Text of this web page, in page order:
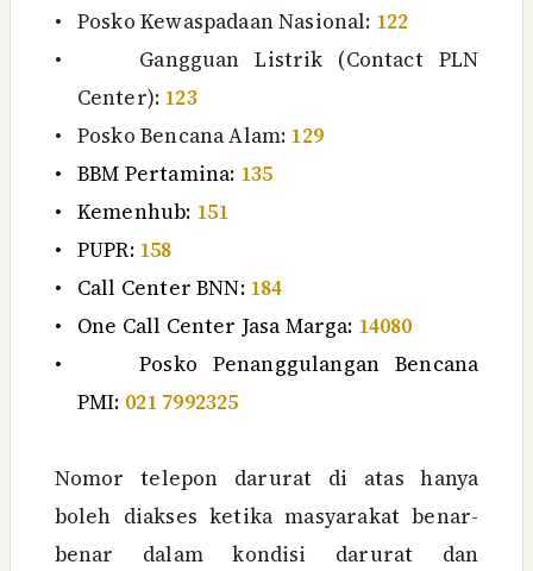
• Posko Kewaspadaan Nasional: 122
•
Gangguan Listrik (Contact PLN
Center): 123
• Posko Bencana Alam: 129
• BBM Pertamina: 135
• Kemenhub: 151
• PUPR: 158
•
Call Center BNN: 184
•
One Call Center Jasa Marga: 14080
•
Posko Penanggulangan Bencana
PMI: 021 7992325
Nomor telepon darurat di atas hanya
boleh diakses ketika masyarakat benar-
benar dalam kondisi darurat dan